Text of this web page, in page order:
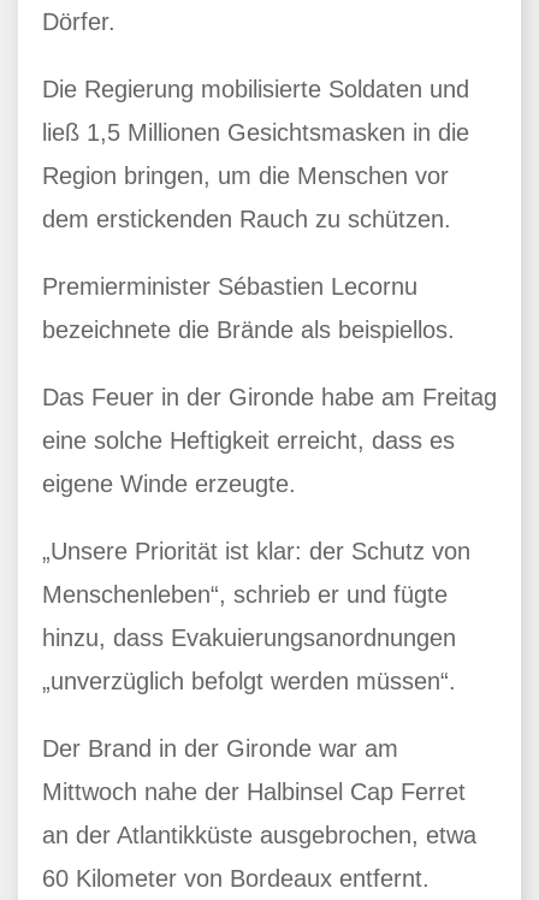
Dörfer.
Die Regierung mobilisierte Soldaten und
ließ 1,5 Millionen Gesichtsmasken in die
Region bringen, um die Menschen vor
dem erstickenden Rauch zu schützen.
Premierminister Sébastien Lecornu
bezeichnete die Brände als beispiellos.
Das Feuer in der Gironde habe am Freitag
eine solche Heftigkeit erreicht, dass es
eigene Winde erzeugte.
„Unsere Priorität ist klar: der Schutz von
Menschenleben“, schrieb er und fügte
hinzu, dass Evakuierungsanordnungen
„unverzüglich befolgt werden müssen“.
Der Brand in der Gironde war am
Mittwoch nahe der Halbinsel Cap Ferret
an der Atlantikküste ausgebrochen, etwa
60 Kilometer von Bordeaux entfernt.